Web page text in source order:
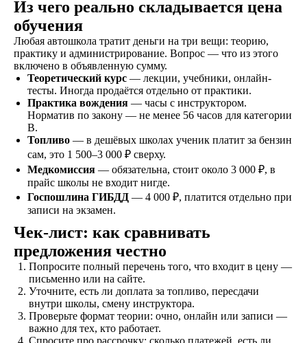
Из чего реально складывается цена
обучения
Любая автошкола тратит деньги на три вещи: теорию,
практику и администрирование. Вопрос — что из этого
включено в объявленную сумму.
Теоретический курс — лекции, учебники, онлайн-
тесты. Иногда продаётся отдельно от практики.
Практика вождения — часы с инструктором.
Норматив по закону — не менее 56 часов для категории
B.
Топливо — в дешёвых школах ученик платит за бензин
сам, это 1 500–3 000 ₽ сверху.
Медкомиссия — обязательна, стоит около 3 000 ₽, в
прайс школы не входит нигде.
Госпошлина ГИБДД — 4 000 ₽, платится отдельно при
записи на экзамен.
Чек-лист: как сравнивать
предложения честно
Попросите полный перечень того, что входит в цену —
письменно или на сайте.
Уточните, есть ли доплата за топливо, пересдачи
внутри школы, смену инструктора.
Проверьте формат теории: очно, онлайн или записи —
важно для тех, кто работает.
Спросите про рассрочку: сколько платежей, есть ли
Оставляете заявку на
сайте, по телефону, в
мессенджерах или
наших социальных
сетях
Знакомство
оплачиваете первый
этап от стоимости
обучения в рассрочку
Договор
Проходите
Обучение